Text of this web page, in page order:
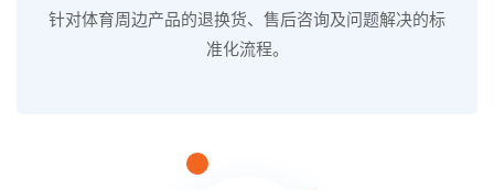
针对体育周边产品的退换货、售后咨询及问题解决的标
准化流程。